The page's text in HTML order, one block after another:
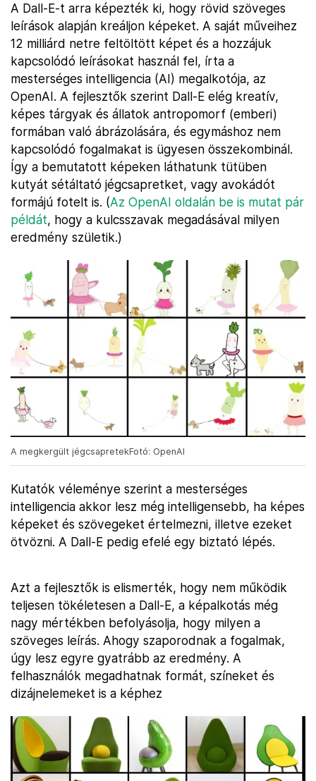
A Dall-E-t arra képezték ki, hogy rövid szöveges
leírások alapján kreáljon képeket. A saját műveihez
12 milliárd netre feltöltött képet és a hozzájuk
kapcsolódó leírásokat használ fel, írta a
mesterséges intelligencia (AI) megalkotója, az
OpenAI. A fejlesztők szerint Dall-E elég kreatív,
képes tárgyak és állatok antropomorf (emberi)
formában való ábrázolására, és egymáshoz nem
kapcsolódó fogalmakat is ügyesen összekombinál.
Így a bemutatott képeken láthatunk tütüben
kutyát sétáltató jégcsapretket, vagy avokádót
formájú fotelt is. (Az OpenAI oldalán be is mutat pár
példát, hogy a kulcsszavak megadásával milyen
eredmény születik.)
A megkergült jégcsapretekFotó: OpenAI
Kutatók véleménye szerint a mesterséges
intelligencia akkor lesz még intelligensebb, ha képes
képeket és szövegeket értelmezni, illetve ezeket
ötvözni. A Dall-E pedig efelé egy biztató lépés.
Azt a fejlesztők is elismerték, hogy nem működik
teljesen tökéletesen a Dall-E, a képalkotás még
nagy mértékben befolyásolja, hogy milyen a
szöveges leírás. Ahogy szaporodnak a fogalmak,
úgy lesz egyre gyatrább az eredmény. A
felhasználók megadhatnak formát, színeket és
dizájnelemeket is a képhez